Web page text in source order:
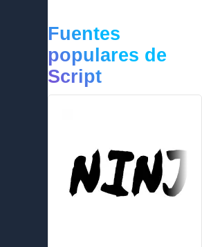
Fuentes
populares de
Script